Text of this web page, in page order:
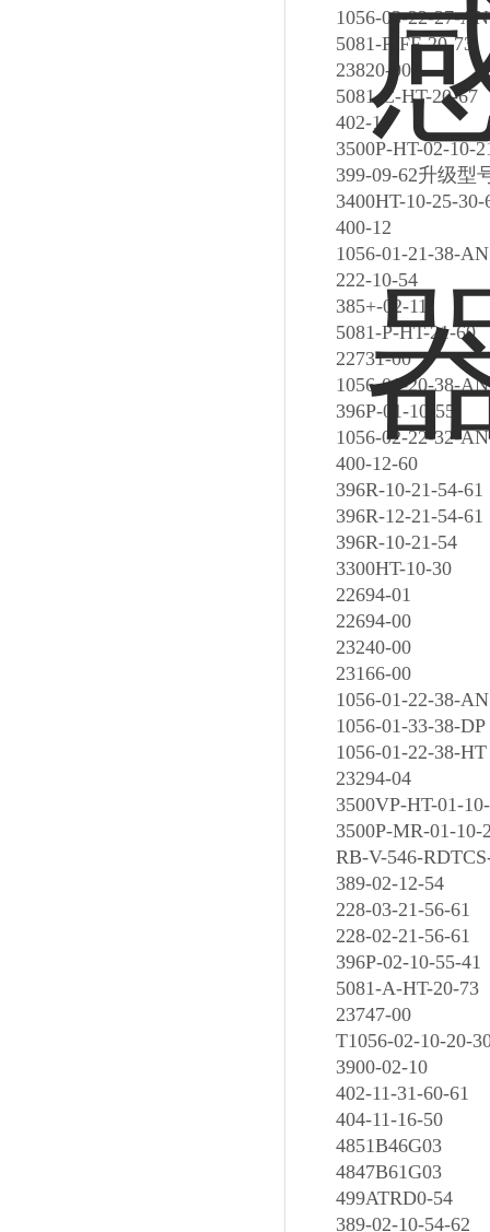
1056-03-22-27-AN
5081-P-FF-20-73
23820-00
5081-C-HT-20-67
402-11
3500P-HT-02-10-
399-09-62升级型号
3400HT-10-25-
400-12
1056-01-21-38-AN
222-10-54
385+-02-11
5081-P-HT-21-60
22731-00
1056-01-20-38-AN
396P-01-10-55
1056-02-22-32-AN
400-12-60
396R-10-21-54-61
396R-12-21-54-61
396R-10-21-54
3300HT-10-30
22694-01
22694-00
23240-00
23166-00
1056-01-22-38-AN
1056-01-33-38-DP
1056-01-22-38-HT
23294-04
3500VP-HT-01-10-
3500P-MR-01-10-
RB-V-546-RDTCS-
389-02-12-54
228-03-21-56-61
228-02-21-56-61
396P-02-10-55-41
5081-A-HT-20-73
23747-00
T1056-02-10-20-
3900-02-10
402-11-31-60-61
404-11-16-50
4851B46G03
4847B61G03
499ATRD0-54
389-02-10-54-62